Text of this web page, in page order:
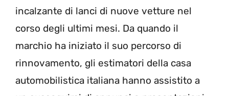
incalzante di lanci di nuove vetture nel
corso degli ultimi mesi. Da quando il
marchio ha iniziato il suo percorso di
rinnovamento, gli estimatori della casa
automobilistica italiana hanno assistito a